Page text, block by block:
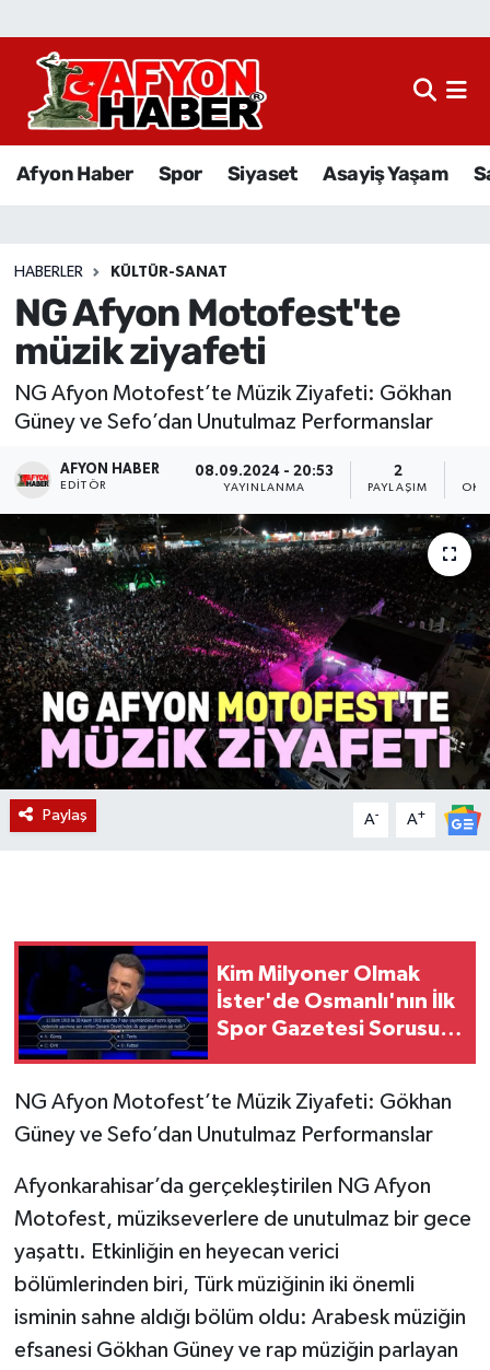
Afyon Haber Spor Siyaset Asayiş Yaşam
HABERLER KÜLTÜR-SANAT
NG Afyon Motofest'te
müzik ziyafeti
NG Afyon Motofest’te Müzik Ziyafeti: Gökhan
Güney ve Sefo’dan Unutulmaz Performanslar
AFYON HABER
EDITÖR
08.09.2024 - 20:53
YAYINLANMA
2
PAYLAŞIM
Paylaş A- A+
Kim Milyoner Olmak
İster'de Osmanlı'nın İlk
Spor Gazetesi Sorusu
NG Afyon Motofest’te Müzik Ziyafeti: Gökhan
Güney ve Sefo’dan Unutulmaz Performanslar
Afyonkarahisar’da gerçekleştirilen NG Afyon
Motofest, müzikseverlere de unutulmaz bir gece
yaşattı. Etkinliğin en heyecan verici
bölümlerinden biri, Türk müziğinin iki önemli
isminin sahne aldığı bölüm oldu: Arabesk müziğin
efsanesi Gökhan Güney ve rap müziğin parlayan
Afyon Haber
Sağlık
Eğitim
Sivil Toplum
Ekonomi
Magazin
Etkinlikler